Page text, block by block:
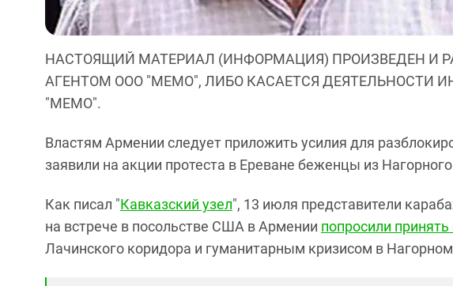
НАСТОЯЩИЙ МАТЕРИАЛ (ИНФОРМАЦИЯ) ПРОИЗВЕДЕН И
АГЕНТОМ ООО "МЕМО", ЛИБО КАСАЕТСЯ ДЕЯТЕЛЬНОСТИ
"МЕМО".
Властям Армении следует приложить усилия для
заявили на акции протеста в Ереване беженцы из
Как писал "Кавказский узел", 13 июля представители
на встрече в посольстве США в Армении попросили
Лачинского коридора и гуманитарным кризисом в